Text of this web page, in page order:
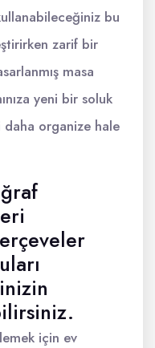
bu
zarif bir
masa
yeni bir soluk
organize hale
için ev